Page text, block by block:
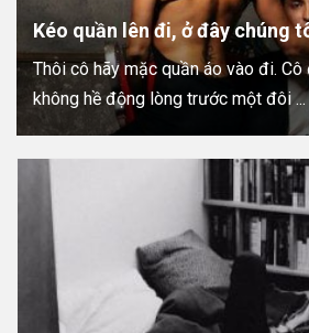
Kéo quần lên đi, ở đây chúng
Thôi cô hãy mặc quần áo vào đi.
không hề động lòng trước một đôi ...